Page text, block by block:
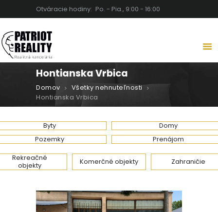
Otváracie hodiny: Po. - Pia., 9:00 - 16:00
Hontianska Vrbica
Domov
Všetky nehnuteľnosti
Hontianska Vrbica
Byty
Domy
Pozemky
Prenájom
Rekreačné
objekty
Komerčné objekty Zahraničie
KANCELÁRIA LEVICE
DOMOV
O NÁS
NEHNUTEĽNOSTI
SLUŽBY
BLOG
KARIÉRA
KONTAKT